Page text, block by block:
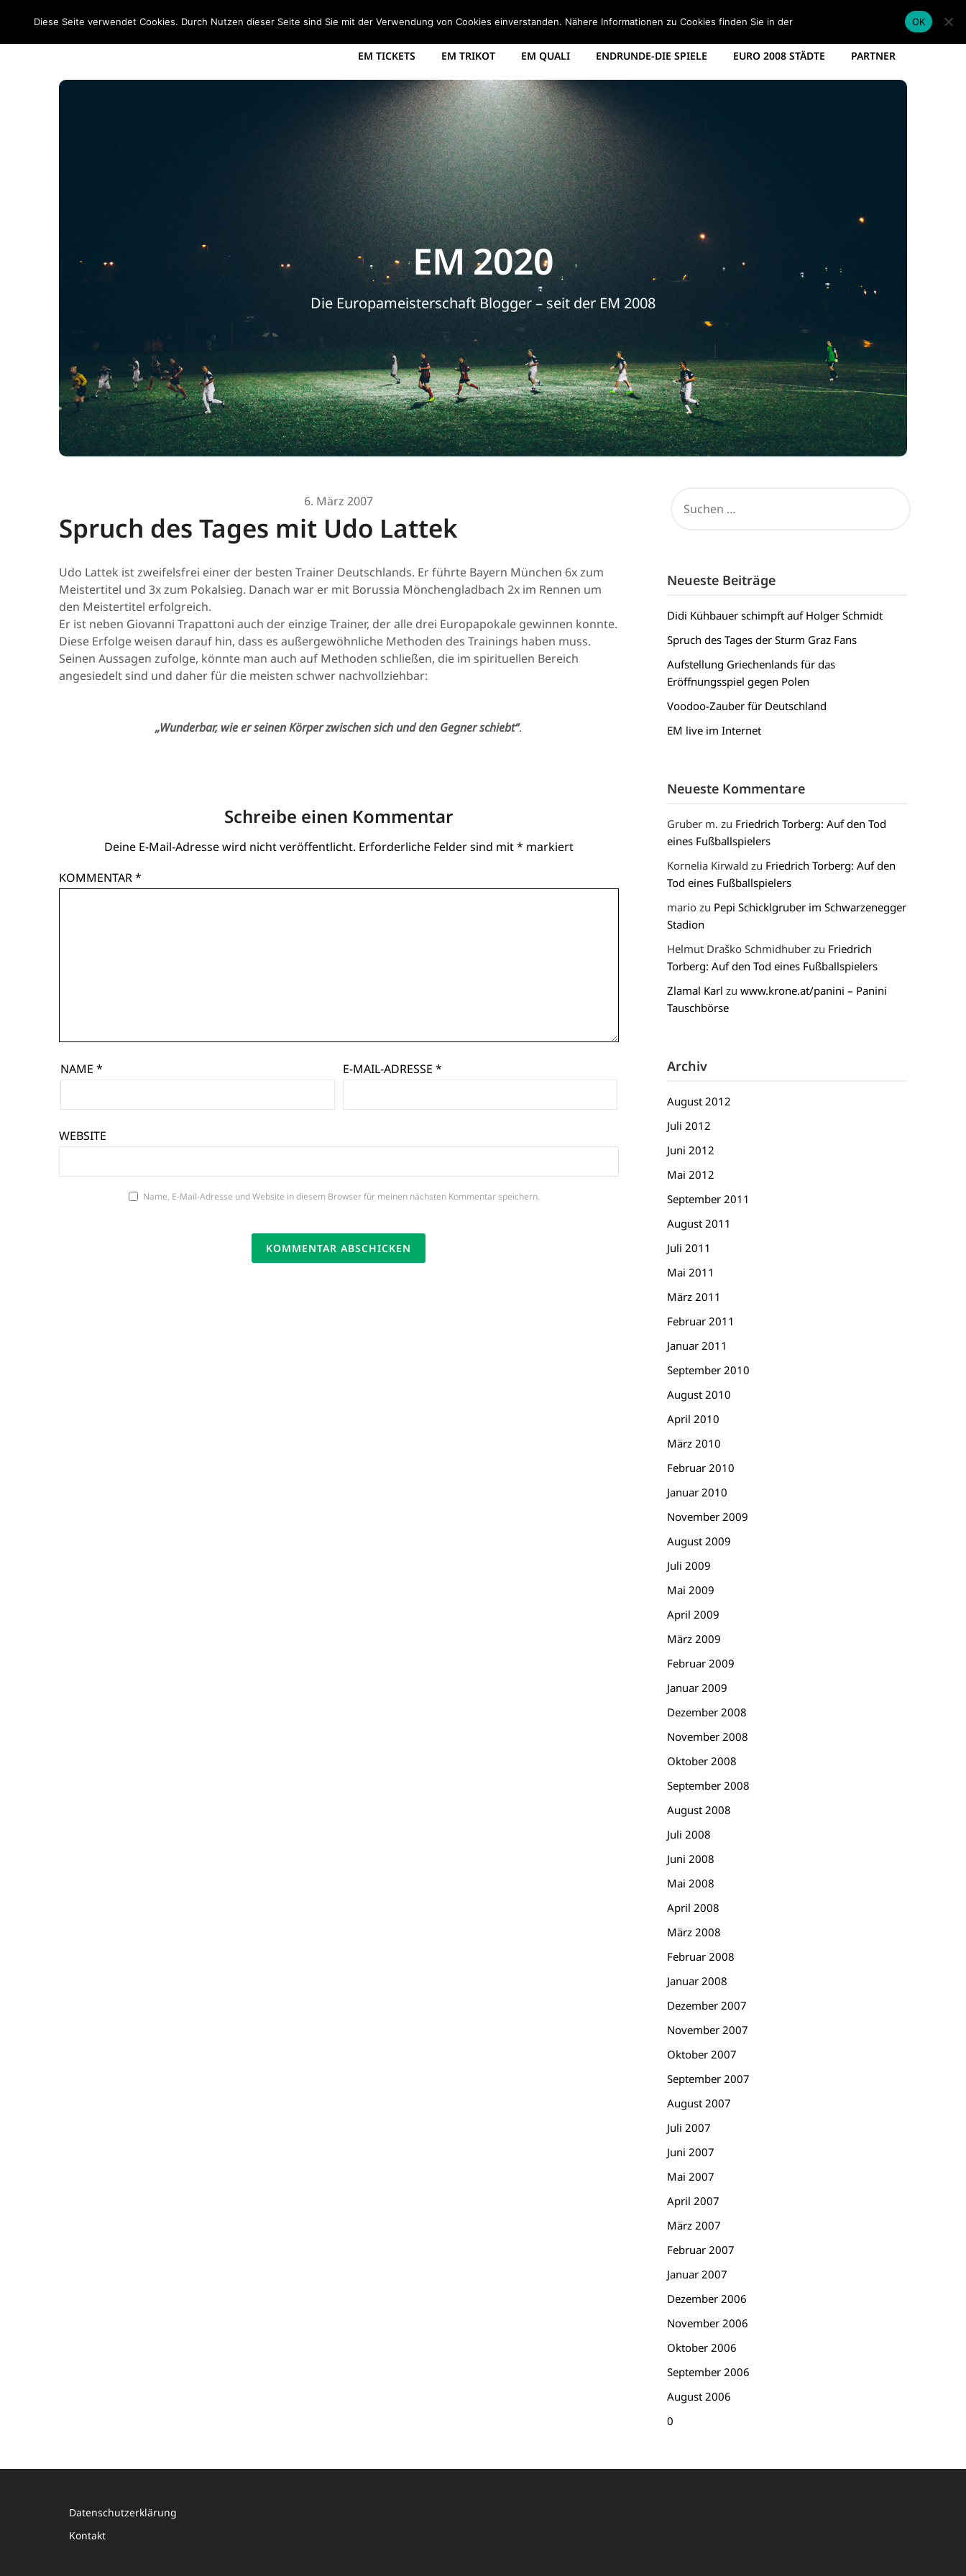
EM 2020 STARTSEITE EM 2008 TABELLE EM 2012 GRUPPEN EM KADER DEUTSCHLAND
EM TICKETS EM TRIKOT EM QUALI ENDRUNDE-DIE SPIELE EURO 2008 STÄDTE PARTNER
EM 2020
Die Europameisterschaft Blogger – seit der EM 2008
6. März 2007
Spruch des Tages mit Udo Lattek
Udo Lattek ist zweifelsfrei einer der besten Trainer Deutschlands. Er führte Bayern München 6x zum
Meistertitel und 3x zum Pokalsieg. Danach war er mit Borussia Mönchengladbach 2x im Rennen um
den Meistertitel erfolgreich.
Er ist neben Giovanni Trapattoni auch der einzige Trainer, der alle drei Europapokale gewinnen konnte.
Diese Erfolge weisen darauf hin, dass es außergewöhnliche Methoden des Trainings haben muss.
Seinen Aussagen zufolge, könnte man auch auf Methoden schließen, die im spirituellen Bereich
angesiedelt sind und daher für die meisten schwer nachvollziehbar:
„Wunderbar, wie er seinen Körper zwischen sich und den Gegner schiebt“.
Schreibe einen Kommentar
Deine E-Mail-Adresse wird nicht veröffentlicht. Erforderliche Felder sind mit* markiert
KOMMENTAR*
NAME * E-MAIL-ADRESSE*
WEBSITE
Name, E-Mail-Adresse und Website in diesem Browser für meinen nächsten Kommentar speichern.
NACH:
Neueste Beiträge
Didi Kühbauer schimpft auf Holger Schmidt
Spruch des Tages der Sturm Graz Fans
Aufstellung Griechenlands für das
Eröffnungsspiel gegen Polen
Voodoo-Zauber für Deutschland
EM live im Internet
Neueste Kommentare
Gruber m. zu Friedrich Torberg: Auf den Tod
eines Fußballspielers
Kornelia Kirwald zu Friedrich Torberg: Auf den
Tod eines Fußballspielers
mariozu Pepi Schicklgruber im Schwarzenegger
Stadion
Helmut Draško Schmidhuberzu Friedrich
Torberg: Auf den Tod eines Fußballspielers
Zlamal Karl zu www.krone.at/panini – Panini
Tauschbörse
Archiv
August 2012
Juli 2012
Juni 2012
Mai 2012
September 2011
August 2011
Juli 2011
Mai 2011
März 2011
Februar 2011
Januar 2011
September 2010
August 2010
April 2010
März 2010
Februar 2010
Januar 2010
November 2009
August 2009
Juli 2009
Mai 2009
April 2009
März 2009
Februar 2009
Januar 2009
Dezember 2008
November 2008
Oktober 2008
September 2008
August 2008
Juli 2008
Juni 2008
Mai 2008
April 2008
März 2008
Februar 2008
Januar 2008
Dezember 2007
November 2007
Oktober 2007
September 2007
August 2007
Juli 2007
Juni 2007
Mai 2007
April 2007
März 2007
Februar 2007
Januar 2007
Dezember 2006
November 2006
Oktober 2006
September 2006
August 2006
0
Datenschutzerklärung
Kontakt
Diese Seite verwendet Cookies. Durch Nutzen dieser Seite sind Sie mit der Verwendung von Cookies einverstanden. Nähere Informationen zu Cookies finden Sie in der OK